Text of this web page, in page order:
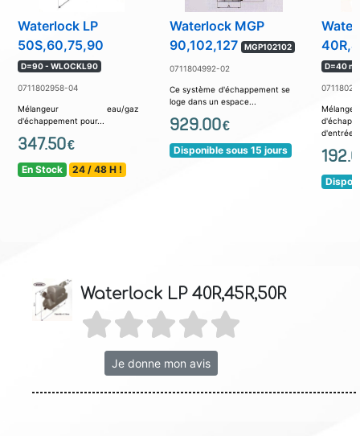
Waterlock LP
50S,60,75,90
D=90 - WLOCKL90
0711802958-04
Mélangeur eau/gaz
d'échappement pour...
347.50€
En Stock 24 / 48 H !
Waterlock MGP
90,102,127
MGP102102
0711804992-02
Ce système d'échappement se
loge dans un espace...
929.00€
Disponible sous 15 jours
D=40
d'entrée...
Waterlock LP 40R,45R,50R
Je donne mon avis